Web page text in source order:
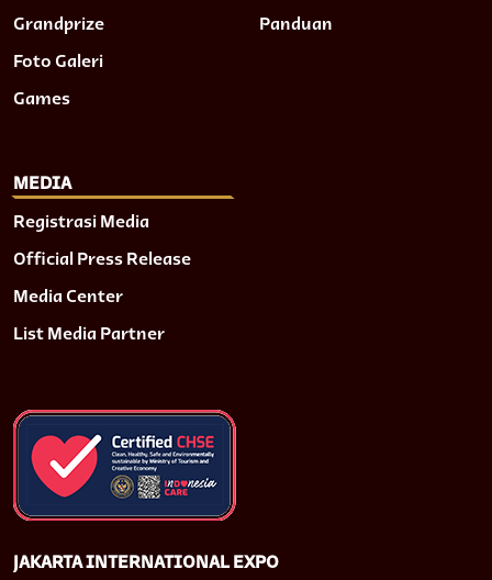
Grandprize
Foto Galeri
Games
Panduan
MEDIA
Registrasi Media
Official Press Release
Media Center
List Media Partner
JAKARTA INTERNATIONAL EXPO